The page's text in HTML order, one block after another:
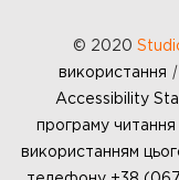
© 2020
використання |
Accessibility
програму читання
використанням